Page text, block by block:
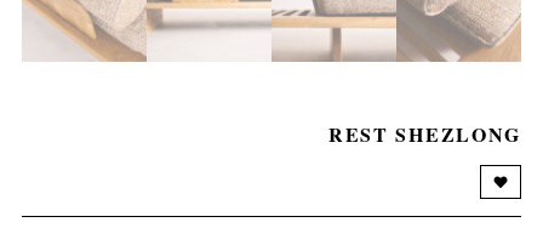
REST SHEZLONG